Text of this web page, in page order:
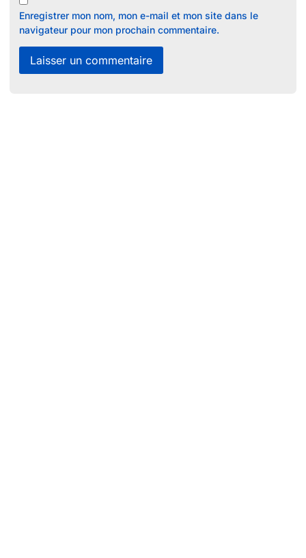
Enregistrer mon nom, mon e-mail et mon site dans le
navigateur pour mon prochain commentaire.